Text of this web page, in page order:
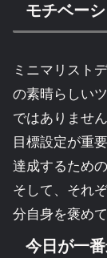
モチベー
ミニマリスト
の素晴らしい
ではありませ
目標設定が重
達成するため
そして、それ
分自身を褒め
今日が一